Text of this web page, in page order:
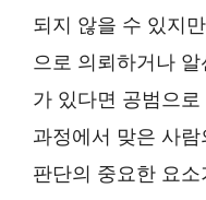
되지 않을 수 있지
으로 의뢰하거나
가 있다면 공범으
과정에서 맞은 사
판단의 중요한 요소